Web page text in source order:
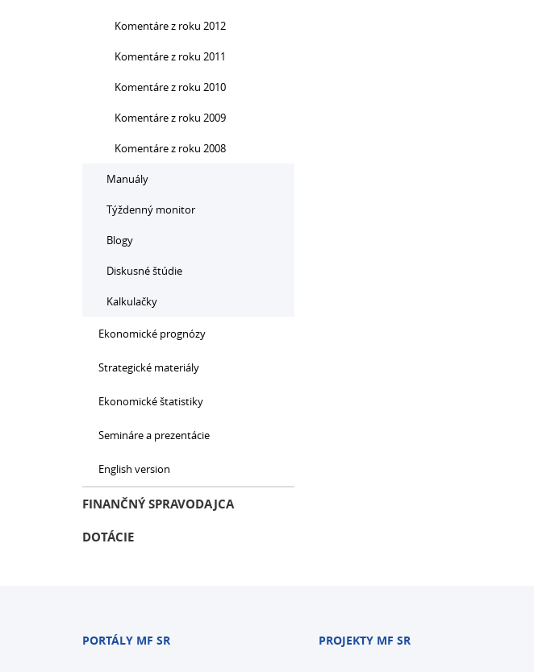
Komentáre z roku 2012
Komentáre z roku 2011
Komentáre z roku 2010
Komentáre z roku 2009
Komentáre z roku 2008
Manuály
Týždenný monitor
Blogy
Diskusné štúdie
Kalkulačky
Ekonomické prognózy
Strategické materiály
Ekonomické štatistiky
Semináre a prezentácie
English version
FINANČNÝ SPRAVODAJCA
DOTÁCIE
PORTÁLY MF SR PROJEKTY MF SR